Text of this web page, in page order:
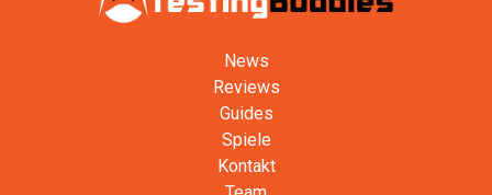
News
Reviews
Guides
Spiele
Kontakt